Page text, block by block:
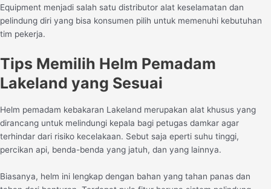
Equipment menjadi salah satu distributor alat keselamatan dan
pelindung diri yang bisa konsumen pilih untuk memenuhi kebutuhan
tim pekerja.
Tips Memilih Helm Pemadam
Lakeland yang Sesuai
Helm pemadam kebakaran Lakeland merupakan alat khusus yang
dirancang untuk melindungi kepala bagi petugas damkar agar
terhindar dari risiko kecelakaan. Sebut saja eperti suhu tinggi,
percikan api, benda-benda yang jatuh, dan yang lainnya.
Biasanya, helm ini lengkap dengan bahan yang tahan panas dan